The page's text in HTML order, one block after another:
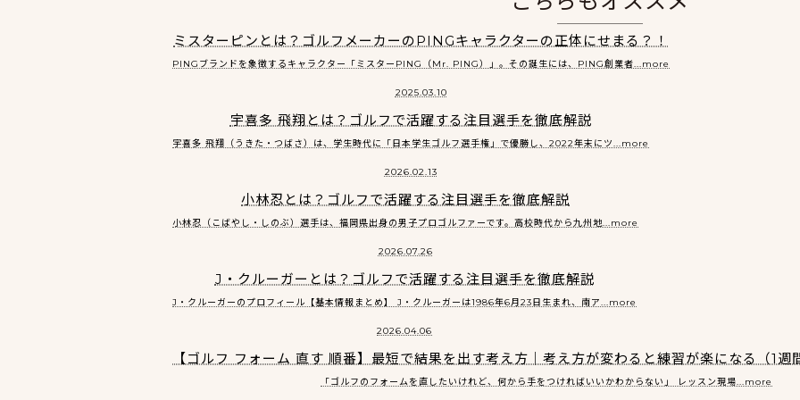
ミスターピンとは？ゴルフメーカーのPINGキャラクターの正体にせまる？！
PINGブランドを象徴するキャラクター「ミスターPING（Mr. PING）」。その誕生には、PING創業者...more
2025.03.10
宇喜多 飛翔とは？ゴルフで活躍する注目選手を徹底解説
宇喜多 飛翔（うきた・つばさ）は、学生時代に「日本学生ゴルフ選手権」で優勝し、2022年末にツ...more
2026.02.13
小林忍とは？ゴルフで活躍する注目選手を徹底解説
小林忍（こばやし・しのぶ）選手は、福岡県出身の男子プロゴルファーです。高校時代から九州地...more
2026.07.26
J・クルーガーとは？ゴルフで活躍する注目選手を徹底解説
J・クルーガーのプロフィール【基本情報まとめ】 J・クルーガーは1986年6月23日生まれ、南ア...more
2026.04.06
【ゴルフ フォーム 直す 順番】最短で結果を出す考え方｜考え方が変わると練習が楽になる（1週
「ゴルフのフォームを直したいけれど、何から手をつければいいかわからない」 レッスン現場...more